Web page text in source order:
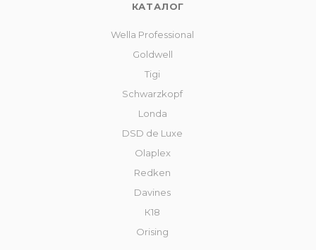
КАТАЛОГ
Wella Professional
Goldwell
Tigi
Schwarzkopf
Londa
DSD de Luxe
Olaplex
Redken
Davines
К18
Orising